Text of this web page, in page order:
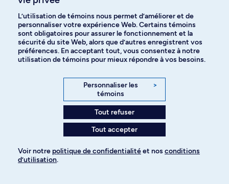
IFT 6370
Informatique théorique
Modèles du calcul. Calculabilité et décidabilité. Complexité. Hiérarchies.
Complétudes. Sujets choisis.
4.0 Crédits
Fondements de l'apprentissage machine
Éléments de base des algorithmes d'apprentissage statistique et
symbolique. Exemples d'applications en forage de données,
reconnaissance des formes, régression non linéaire, et données
L’utilisation de témoins nous permet d’améliorer et de
personnaliser votre expérience Web. Certains témoins
sont obligatoires pour assurer le fonctionnement et la
sécurité du site Web, alors que d’autres enregistrent vos
préférences. En acceptant tout, vous consentez à notre
utilisation de témoins pour mieux répondre à vos besoins.
Personnaliser les
témoins
>
Tout refuser
Tout accepter
Voir notre politique de confidentialitéet nos conditions
d’utilisation.